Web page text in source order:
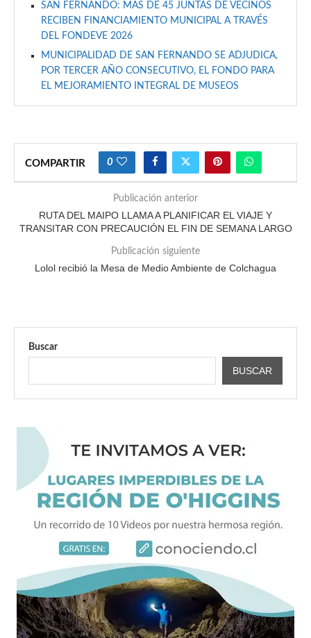
SAN FERNANDO: MÁS DE 45 JUNTAS DE VECINOS
RECIBEN FINANCIAMIENTO MUNICIPAL A TRAVÉS
DEL FONDEVE 2026
MUNICIPALIDAD DE SAN FERNANDO SE ADJUDICA,
POR TERCER AÑO CONSECUTIVO, EL FONDO PARA
EL MEJORAMIENTO INTEGRAL DE MUSEOS
COMPARTIR 0
Publicación anterior
RUTA DEL MAIPO LLAMA A PLANIFICAR EL VIAJE Y
TRANSITAR CON PRECAUCIÓN EL FIN DE SEMANA LARGO
Publicación siguiente
Lolol recibió la Mesa de Medio Ambiente de Colchagua
Buscar
BUSCAR